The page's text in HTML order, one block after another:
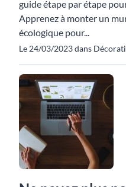
guide étape par étape
Apprenez à monter un
écologique pour...
Le 24/03/2023 dans